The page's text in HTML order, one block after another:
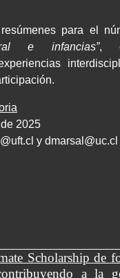
para el
e infancias”,
2025
y dmarsal@uc.cl
Scholarship de
a la